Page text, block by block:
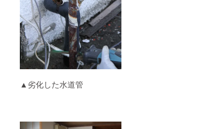
▲劣化した水道管